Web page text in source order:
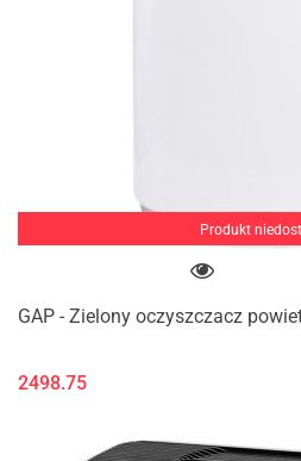
Produkt
GAP - Zielony oczyszczacz
2498.75